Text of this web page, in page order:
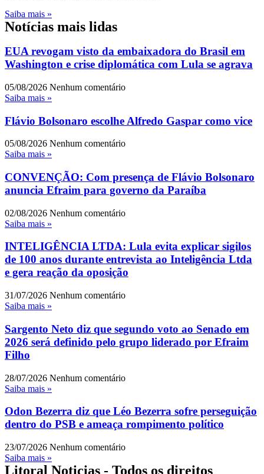
Saiba mais »
Notícias mais lidas
EUA revogam visto da embaixadora do Brasil em
Washington e crise diplomática com Lula se agrava
05/08/2026 Nenhum comentário
Saiba mais »
Flávio Bolsonaro escolhe Alfredo Gaspar como vice
05/08/2026 Nenhum comentário
Saiba mais »
CONVENÇÃO: Com presença de Flávio Bolsonaro
anuncia Efraim para governo da Paraíba
02/08/2026 Nenhum comentário
Saiba mais »
INTELIGÊNCIA LTDA: Lula evita explicar sigilos
de 100 anos durante entrevista ao Inteligência Ltda
e gera reação da oposição
31/07/2026 Nenhum comentário
Saiba mais »
Sargento Neto diz que segundo voto ao Senado em
2026 será definido pelo grupo liderado por Efraim
Filho
28/07/2026 Nenhum comentário
Saiba mais »
Odon Bezerra diz que Léo Bezerra sofre perseguição
dentro do PSB e ameaça rompimento político
23/07/2026 Nenhum comentário
Saiba mais »
Litoral Noticias - Todos os direitos